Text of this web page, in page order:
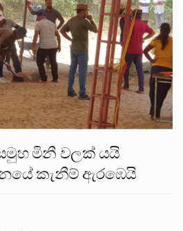
මිනී වලක් යයි
කැනීම් ඇරඹෙයි